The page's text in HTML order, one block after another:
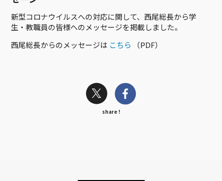
新型コロナウイルスへの対応に関して、西尾総長から学
生・教職員の皆様へのメッセージを掲載しました。
西尾総長からのメッセージは こちら （PDF）
share !